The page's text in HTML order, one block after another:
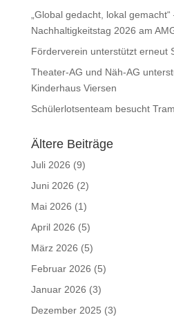
„Global gedacht, lokal gemacht“
Nachhaltigkeitstag 2026 am
Förderverein unterstützt erneut
Theater-AG und Näh-AG
Kinderhaus Viersen
Schülerlotsenteam besucht
Ältere Beiträge
Juli 2026 (9)
Juni 2026 (2)
Mai 2026 (1)
April 2026 (5)
März 2026 (5)
Februar 2026 (5)
Januar 2026 (3)
Dezember 2025 (3)